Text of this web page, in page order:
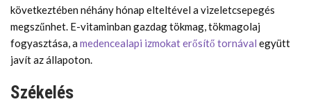
következtében néhány hónap elteltével a vizeletcsepegés
megszűnhet. E-vitaminban gazdag tökmag, tökmagolaj
fogyasztása, a medencealapi izmokat erősítő tornával együtt
javít az állapoton.
Székelés